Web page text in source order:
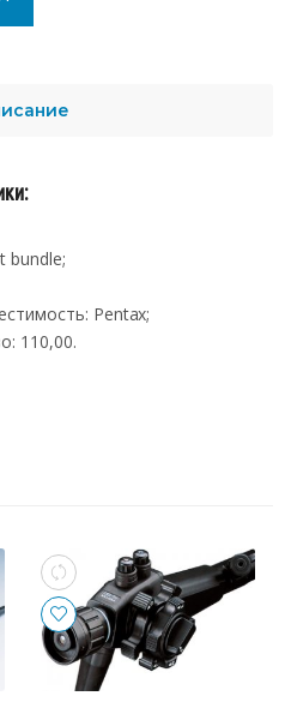
bundle;
Pentax;
110,00.